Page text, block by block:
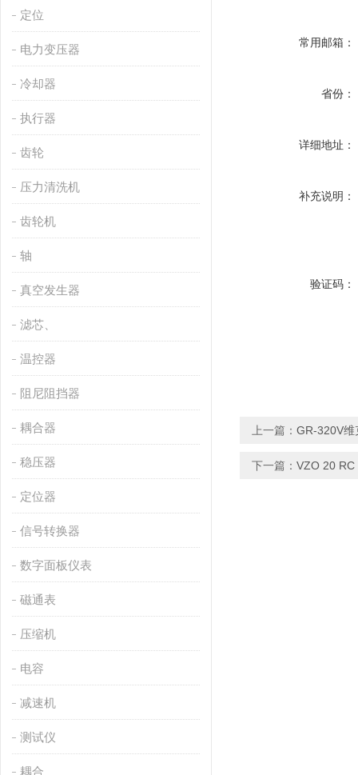
定位
电力变压器
冷却器
执行器
齿轮
压力清洗机
齿轮机
轴
真空发生器
滤芯、
温控器
阻尼阻挡器
耦合器
稳压器
定位器
信号转换器
数字面板仪表
磁通表
压缩机
电容
减速机
测试仪
耦合
常用邮箱：
省份：
详细地址：
补充说明：
验证码：
上一篇： GR-320V维
下一篇： VZO 20 RC